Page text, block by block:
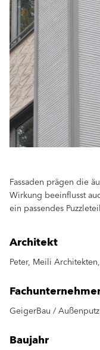
Fassaden prägen die
Wirkung beeinflusst
ein passendes
Architekt
Peter, Meili
GeigerBau /
Baujahr